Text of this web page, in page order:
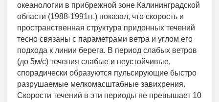
океанологии в прибрежной зоне Калининградской
области (1988-1991гг.) показал, что скорость и
пространственная структура придонных течений
тесно связаны с параметрами ветра и углом его
подхода к линии берега. В период слабых ветров
(до 5м/с) течения слабые и неустойчивые,
спорадически образуются пульсирующие быстро
разрушаемые мелкомасштабные завихрения.
Скорости течений в эти периоды не превышает 10